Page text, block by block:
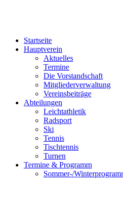
Startseite
Hauptverein
Aktuelles
Termine
Die Vorstandschaft
Mitgliederverwaltung
Vereinsbeiträge
Abteilungen
Leichtathletik
Radsport
Ski
Tennis
Tischtennis
Turnen
Termine & Programm
Sommer-/